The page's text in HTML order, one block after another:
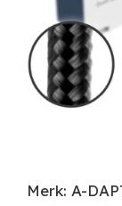
Merk: A-